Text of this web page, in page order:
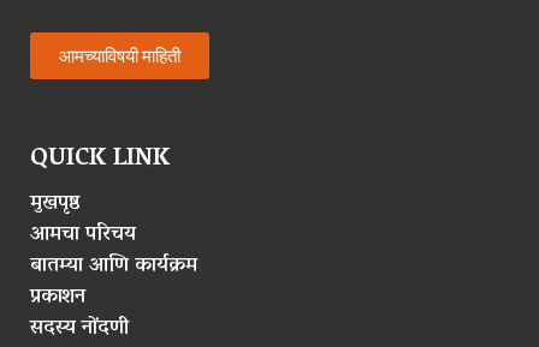
आमच्याविषयी माहिती
QUICK LINK
मुखपृष्ठ
आमचा परिचय
बातम्या आणि कार्यक्रम
प्रकाशन
सदस्य नोंदणी